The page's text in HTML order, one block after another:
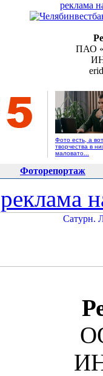
реклама
ПАО
Фото есть, а вот
творчества в
маловато...
Фоторепортаж
реклама